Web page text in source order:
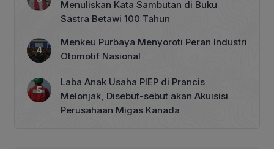
Menuliskan Kata Sambutan di Buku
Sastra Betawi 100 Tahun
Menkeu Purbaya Menyoroti Peran Industri
Otomotif Nasional
Laba Anak Usaha PIEP di Prancis
Melonjak, Disebut-sebut akan Akuisisi
Perusahaan Migas Kanada